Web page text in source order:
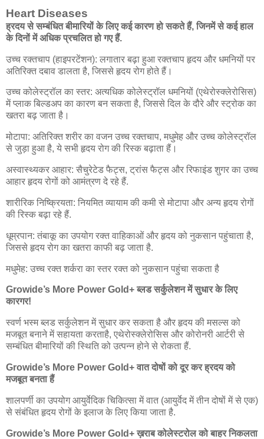
Heart Diseases
ह्रदय से सम्बंधित बीमारियों के लिए कई कारण हो सकते हैं, जिनमें से कई हाल
के दिनों में अधिक प्रचलित हो गए हैं.
उच्च रक्तचाप (हाइपरटेंशन): लगातार बढ़ा हुआ रक्तचाप हृदय और धमनियों पर
अतिरिक्त दबाव डालता है, जिससे हृदय रोग होते हैं।
उच्च कोलेस्ट्रॉल का स्तर: अत्यधिक कोलेस्ट्रॉल धमनियों (एथेरोस्क्लेरोसिस)
में प्लाक बिल्डअप का कारण बन सकता है, जिससे दिल के दौरे और स्ट्रोक का
खतरा बढ़ जाता है।
मोटापा: अतिरिक्त शरीर का वजन उच्च रक्तचाप, मधुमेह और उच्च कोलेस्ट्रॉल
से जुड़ा हुआ है, ये सभी हृदय रोग की रिस्क बढ़ाता हैं।
अस्वास्थ्यकर आहार: सैचुरेटेड फैट्स, ट्रांस फैट्स और रिफाइंड शुगर का उच्च
आहार हृदय रोगों को आमंत्रण दे रहे हैं.
शारीरिक निष्क्रियता: नियमित व्यायाम की कमी से मोटापा और अन्य हृदय रोगों
की रिस्क बढ़ा रहे हैं.
धूम्रपान: तंबाकू का उपयोग रक्त वाहिकाओं और हृदय को नुकसान पहुंचाता है,
जिससे हृदय रोग का खतरा काफी बढ़ जाता है.
मधुमेह: उच्च रक्त शर्करा का स्तर रक्त को नुकसान पहुंचा सकता है
Growide’s More Power Gold+ ब्लड सर्कुलेशन में सुधार के लिए
कारगर!
स्वर्ण भस्म ब्लड सर्कुलेशन में सुधार कर सकता है और हृदय की मसल्स को
मजबूत बनाने में सहायता करताहै, एथेरोस्क्लेरोसिस और कोरोनरी आर्टरी से
सम्बंधित बीमारियों की स्थिति को उत्पन्न होने से रोकता हैं.
Growide’s More Power Gold+ वात दोषों को दूर कर ह्रदय को
मजबूत बनता हैं
शालपर्णी का उपयोग आयुर्वेदिक चिकित्सा में वात (आयुर्वेद में तीन दोषों में से एक)
से संबंधित हृदय रोगों के इलाज के लिए किया जाता है.
Growide’s More Power Gold+ ख़राब कोलेस्टरोल को बाहर निकलता